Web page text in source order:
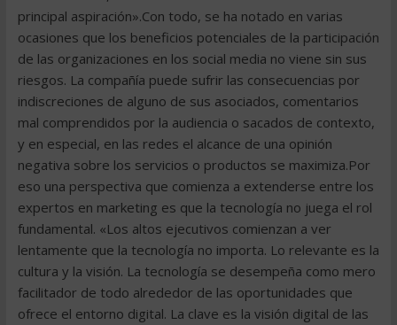
principal aspiración».Con todo, se ha notado en varias
ocasiones que los beneficios potenciales de la participación
de las organizaciones en los social media no viene sin sus
riesgos. La compañía puede sufrir las consecuencias por
indiscreciones de alguno de sus asociados, comentarios
mal comprendidos por la audiencia o sacados de contexto,
y en especial, en las redes el alcance de una opinión
negativa sobre los servicios o productos se maximiza.Por
eso una perspectiva que comienza a extenderse entre los
expertos en marketing es que la tecnología no juega el rol
fundamental. «Los altos ejecutivos comienzan a ver
lentamente que la tecnología no importa. Lo relevante es la
cultura y la visión. La tecnología se desempeña como mero
facilitador de todo alrededor de las oportunidades que
ofrece el entorno digital. La clave es la visión digital de las